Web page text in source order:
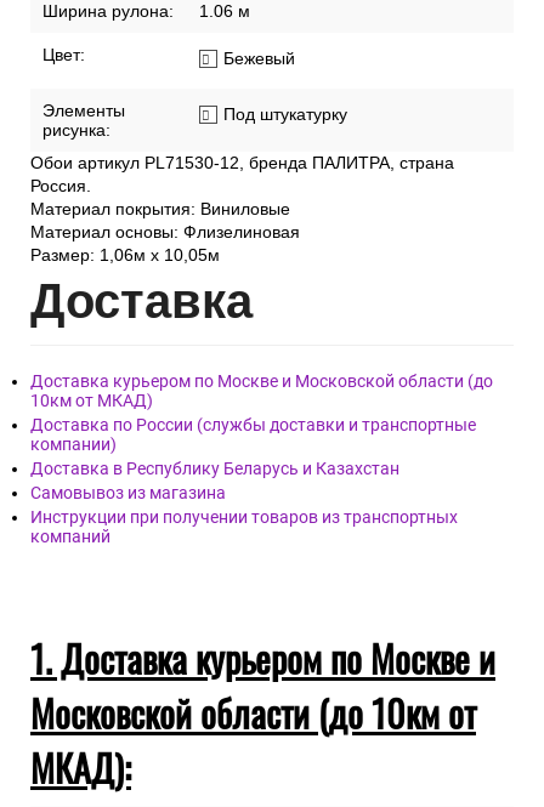
Ширина рулона: 1.06 м
Цвет: Бежевый
Элементы
рисунка:
Под штукатурку
Обои артикул PL71530-12, бренда ПАЛИТРА, страна
Россия.
Материал покрытия: Виниловые
Материал основы: Флизелиновая
Размер: 1,06м х 10,05м
Доставка
Доставка курьером по Москве и Московской области (до
10км от МКАД)
Доставка по России (службы доставки и транспортные
компании)
Доставка в Республику Беларусь и Казахстан
Самовывоз из магазина
Инструкции при получении товаров из транспортных
компаний
1. Доставка курьером по Москве и
Московской области (до 10км от
МКАД):